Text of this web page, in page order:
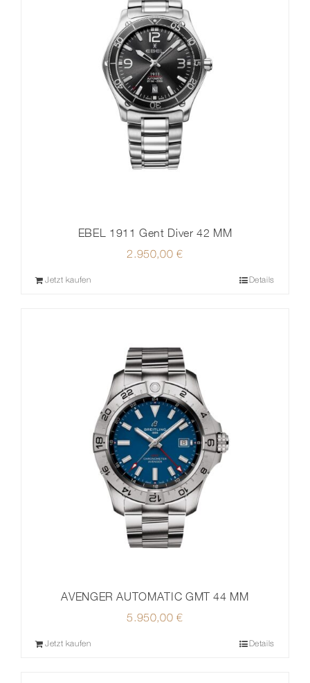
EBEL 1911 Gent Diver 42 MM
2.950,00€
Jetzt kaufen Details
AVENGER AUTOMATIC GMT 44 MM
5.950,00€
Jetzt kaufen Details